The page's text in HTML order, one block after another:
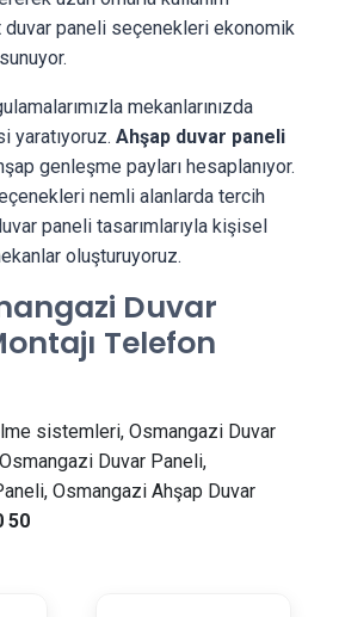
duvar paneli seçenekleri ekonomik
mekanlarınızda
yaratıyoruz. Ahşap duvar paneli
genleşme payları hesaplanıyor.
nemli alanlarda tercih
paneli tasarımlarıyla kişisel
oluşturuyoruz.
Duvar
Telefon
sistemleri, Osmangazi Duvar
Duvar Paneli,
Osmangazi Ahşap Duvar
50